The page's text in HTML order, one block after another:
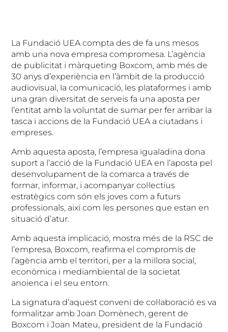
La Fundació UEA compta des de fa uns mesos
amb una nova empresa compromesa. L’agència
de publicitat i màrqueting Boxcom, amb més de
30 anys d’experiència en l’àmbit de la producció
audiovisual, la comunicació, les plataformes i amb
una gran diversitat de serveis fa una aposta per
l’entitat amb la voluntat de sumar per fer arribar la
tasca i accions de la Fundació UEA a ciutadans i
empreses.
Amb aquesta aposta, l’empresa igualadina dona
suport a l’acció de la Fundació UEA en l’aposta pel
desenvolupament de la comarca a través de
formar, informar, i acompanyar col·lectius
estratègics com són els joves com a futurs
professionals, així com les persones que estan en
situació d’atur.
Amb aquesta implicació, mostra més de la RSC de
l’empresa, Boxcom, reafirma el compromís de
l’agència amb el territori, per a la millora social,
econòmica i mediambiental de la societat
anoienca i el seu entorn.
La signatura d’aquest conveni de col·laboració es va
formalitzar amb Joan Domènech, gerent de
Boxcom i Joan Mateu, president de la Fundació